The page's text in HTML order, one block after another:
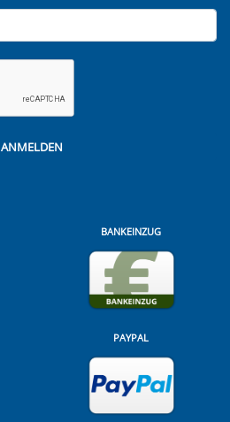
ANMELDEN
BANKEINZUG
PAYPAL